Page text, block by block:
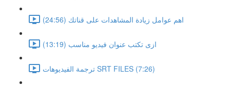
اهم عوامل زيادة المشاهدات على قناتك (24:56)
ازى تكتب عنوان فيديو مناسب (13:19)
ترجمة الفيديوهات SRT FILES (7:26)